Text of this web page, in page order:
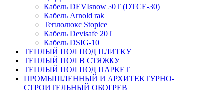
Кабель DEVIsnow 30Т (DTCE-30)
Кабель Arnold rak
Теплолюкс Stopice
Кабель Devisafe 20T
Кабель DSIG-10
ТЕПЛЫЙ ПОЛ ПОД ПЛИТКУ
ТЕПЛЫЙ ПОЛ В СТЯЖКУ
ТЕПЛЫЙ ПОЛ ПОД ПАРКЕТ
ПРОМЫШЛЕННЫЙ И АРХИТЕКТУРНО-
СТРОИТЕЛЬНЫЙ ОБОГРЕВ